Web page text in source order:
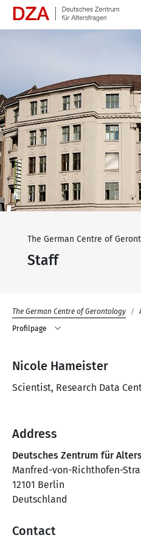
The German Centre of
Staff
The German Centre of Gerontology
Profilpage
Nicole Hameister
Scientist, Research Data
Address
Deutsches Zentrum für
Manfred-von-Richthofen-
12101 Berlin
Deutschland
Contact